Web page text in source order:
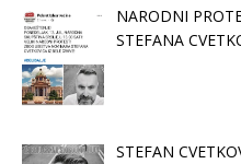
NARODNI
STEFANA
STEFAN